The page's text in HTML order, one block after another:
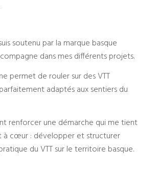
soutenu par la marque basque
dans mes différents projets.
permet de rouler sur des VTT
adaptés aux sentiers du
renforcer une démarche qui me tient
à cœur : développer et structurer
du VTT sur le territoire basque.